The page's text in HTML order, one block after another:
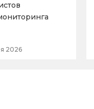
2026